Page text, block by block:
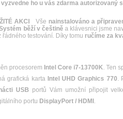
vyzvedne ho u vás zdarma autorizovaný
AKCI Vše nainstalováno a
běží v češtině a klávesnici jsme
testování. Díky tomu ručíme za
procesorem Intel Core i7-13700K. Ten
grafická karta Intel UHD Graphics 770.
USB portů Vám umožní připojit
portu DisplayPort / HDMI .